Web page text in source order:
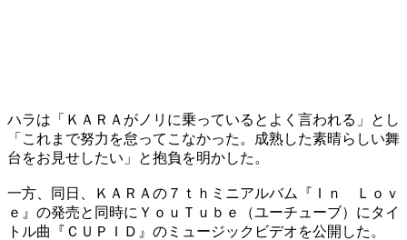
ハラは「ＫＡＲＡがノリに乗っているとよく言われる」とし
「これまで努力を怠ってこなかった。成熟した素晴らしい舞
台をお見せしたい」と抱負を明かした。
一方、同日、ＫＡＲＡの７ｔｈミニアルバム『Ｉｎ Ｌｏｖ
ｅ』の発売と同時にＹｏｕＴｕｂｅ（ユーチューブ）にタイ
トル曲『ＣＵＰＩＤ』のミュージックビデオを公開した。